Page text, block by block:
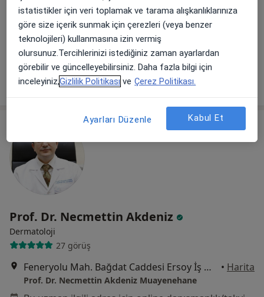
68 görüş
Caddebostan Mah. Bağdat Cad.Tatari Apt. No:1 Kat:3 Daire:5, İstanbul
Doç. Dr. Tuğba Falay Gür
Randevu talep et
Prof. Dr. Necmettin Akdeniz
Dermatoloji
27 görüş
Feneryolu Mah. Bağdat Caddesi Ersoy İş Merkezi No:53-59 Ablok 2.Kat No:7, İstanbul • Harita
Prof. Dr. Necmettin Akdeniz Muayenehane
istatistikler için veri toplamak ve tarama alışkanlıklarınıza
göre size içerik sunmak için çerezleri (veya benzer
teknolojileri) kullanmasına izin vermiş
olursunuz.Tercihlerinizi istediğiniz zaman ayarlardan
görebilir ve güncelleyebilirsiniz. Daha fazla bilgi için
inceleyiniz,Gizlilik Politikası ve Çerez Politikası.
Ayarları Düzenle Kabul Et